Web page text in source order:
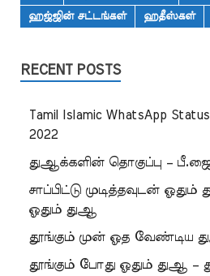
ஹஜ்ஜின் சட்டங்கள்
ஹதீஸ்கள்
RECENT POSTS
Tamil Islamic WhatsApp Status
2022
துஆக்களின் தொகுப்பு –
சாப்பிட்டு முடித்தவுடன் ஓதும்
ஓதும் துஆ
தூங்கும் முன் ஓத வேண்டிய
தூங்கும் போது ஓதும் துஆ –